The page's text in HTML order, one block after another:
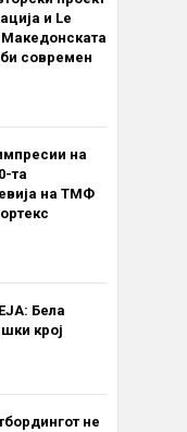
и Le
современ
на
та
на ТМФ
Бела
крој
не